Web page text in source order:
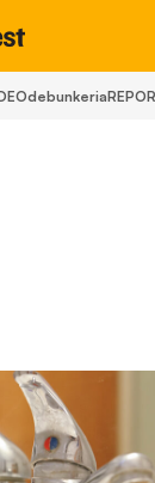
debunkeria